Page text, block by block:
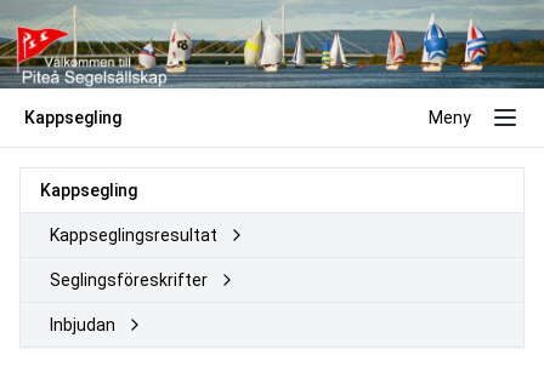
Kappsegling Meny
Kappsegling
Kappseglingsresultat
Seglingsföreskrifter
Inbjudan